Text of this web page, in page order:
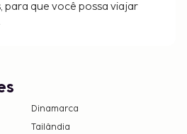
de check-in tardio para
18:30 e a(s) 9:00
incluir impostos e estão
legais que viajem com um
para que você possa viajar
Dinamarca
Tailândia